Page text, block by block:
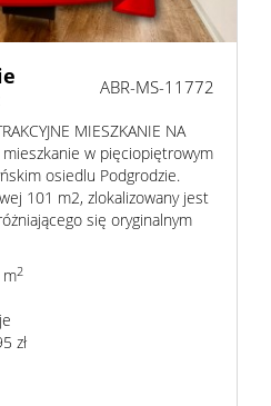
nad
Działki
ABR-MS-11772
MIESZKANIE NA
w pięciopiętrowym
osiedlu Podgrodzie.
101 m2, zlokalizowany jest
się oryginalnym
m2
zł